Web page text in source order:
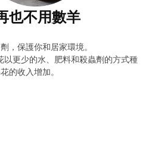
也不用數羊
，保護你和居家環境。
以更少的水、肥料和殺蟲劑的方式種
的收入增加。